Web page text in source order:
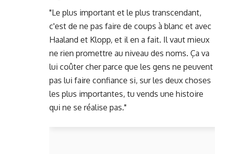
"Le plus important et le plus transcendant,
c'est de ne pas faire de coups à blanc et avec
Haaland et Klopp, et il en a fait. Il vaut mieux
ne rien promettre au niveau des noms. Ça va
lui coûter cher parce que les gens ne peuvent
pas lui faire confiance si, sur les deux choses
les plus importantes, tu vends une histoire
qui ne se réalise pas."